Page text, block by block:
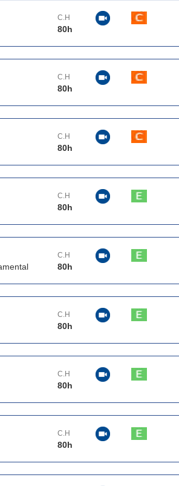
C.H
80h
C.H
80h
C.H
80h
C.H
80h
C.H
80h
C.H
80h
C.H
80h
C.H
80h